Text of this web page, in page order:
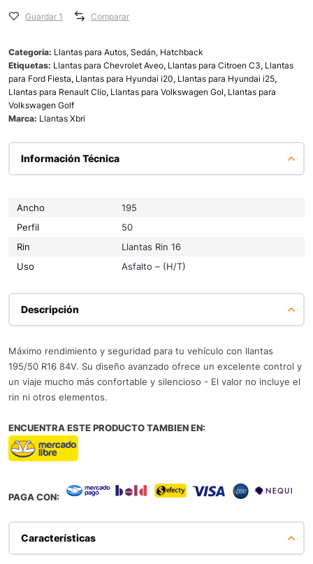
Guardar 1 Comparar
Categoría: Llantas para Autos, Sedán, Hatchback
Etiquetas: Llantas para Chevrolet Aveo, Llantas para Citroen C3, Llantas
para Ford Fiesta, Llantas para Hyundai i20, Llantas para Hyundai i25,
Llantas para Renault Clio, Llantas para Volkswagen Gol, Llantas para
Volkswagen Golf
Marca: Llantas Xbri
Información Técnica
Ancho
195
Perfil
50
Rin
Llantas Rin 16
Uso
Asfalto – (H/T)
Descripción
Máximo rendimiento y seguridad para tu vehículo con llantas
195/50 R16 84V. Su diseño avanzado ofrece un excelente control y
un viaje mucho más confortable y silencioso - El valor no incluye el
rin ni otros elementos.
ENCUENTRA ESTE PRODUCTO TAMBIEN EN:
PAGA CON:
Características